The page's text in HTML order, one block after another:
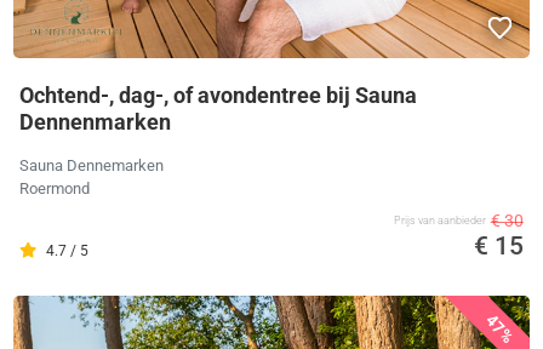
Ochtend-, dag-, of avondentree bij Sauna
Dennenmarken
Sauna Dennemarken
Roermond
4.7 / 5
Prijs van aanbieder € 30
€ 15
47%